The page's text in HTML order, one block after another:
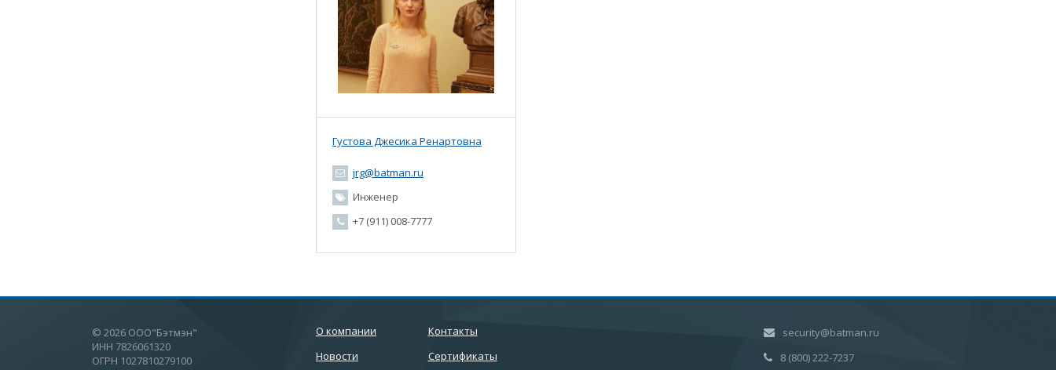
Густова Джесика Ренартовна
jrg@batman.ru
Инженер
+7 (911) 008-7777
© 2026 ООО"Бэтмэн"
ИНН 7826061320
ОГРН 1027810279100
О компании
Новости
Контакты
Сертификаты
security@batman.ru
8 (800) 222-7237